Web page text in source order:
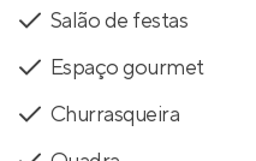
Salão de festas
Espaço gourmet
Churrasqueira